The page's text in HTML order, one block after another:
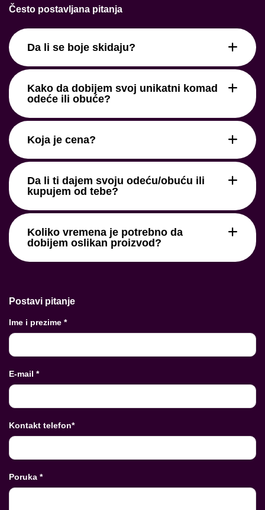
Često postavljana pitanja
Da li se boje skidaju?
Kako da dobijem svoj unikatni komad
odeće ili obuće?
Koja je cena?
Da li ti dajem svoju odeću/obuću ili
kupujem od tebe?
Koliko vremena je potrebno da
dobijem oslikan proizvod?
Postavi pitanje
Ime i prezime *
E-mail *
Kontakt telefon*
Poruka *